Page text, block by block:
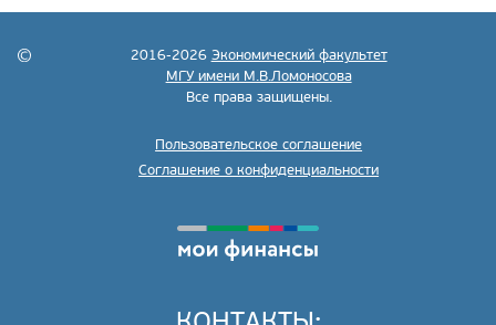
2016-2026 Экономический факультет
МГУ имени М.В.Ломоносова
Все права защищены.
Пользовательское соглашение
Соглашение о конфиденциальности